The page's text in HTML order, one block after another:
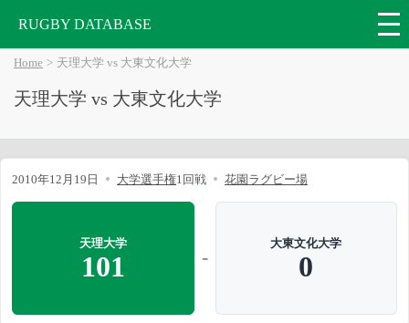
RUGBY DATABASE
Home 天理大学 vs 大東文化大学
天理大学 vs 大東文化大学
2010年12月19日 大学選手権1回戦 花園ラグビー場
天理大学
101 -
大東文化大学
0